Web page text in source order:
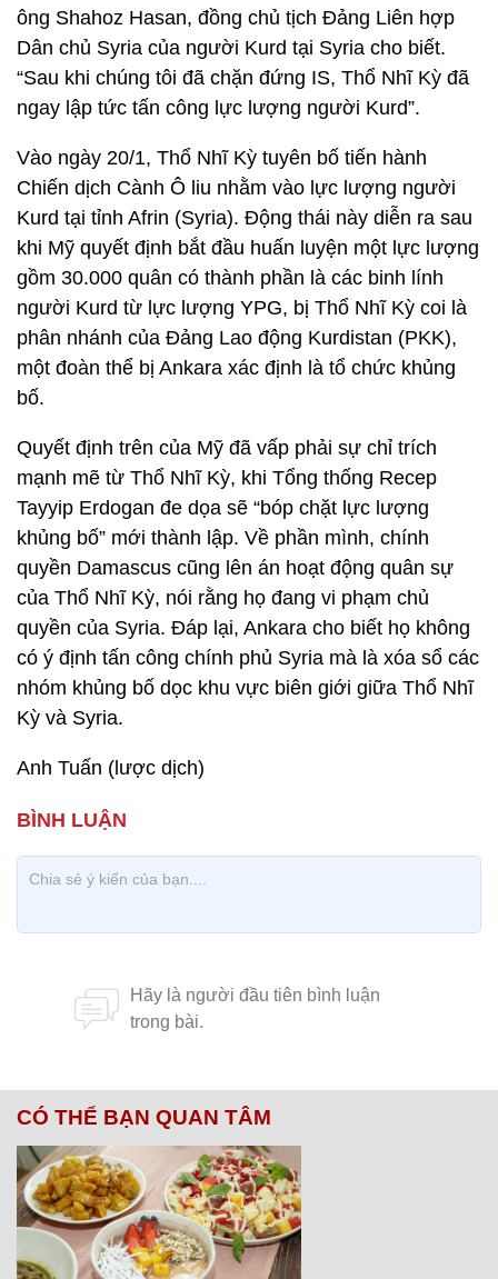
ông Shahoz Hasan, đồng chủ tịch Đảng Liên hợp
Dân chủ Syria của người Kurd tại Syria cho biết.
“Sau khi chúng tôi đã chặn đứng IS, Thổ Nhĩ Kỳ đã
ngay lập tức tấn công lực lượng người Kurd”.
Vào ngày 20/1, Thổ Nhĩ Kỳ tuyên bố tiến hành
Chiến dịch Cành Ô liu nhằm vào lực lượng người
Kurd tại tỉnh Afrin (Syria). Động thái này diễn ra sau
khi Mỹ quyết định bắt đầu huấn luyện một lực lượng
gồm 30.000 quân có thành phần là các binh lính
người Kurd từ lực lượng YPG, bị Thổ Nhĩ Kỳ coi là
phân nhánh của Đảng Lao động Kurdistan (PKK),
một đoàn thể bị Ankara xác định là tổ chức khủng
bố.
Quyết định trên của Mỹ đã vấp phải sự chỉ trích
mạnh mẽ từ Thổ Nhĩ Kỳ, khi Tổng thống Recep
Tayyip Erdogan đe dọa sẽ “bóp chặt lực lượng
khủng bố” mới thành lập. Về phần mình, chính
quyền Damascus cũng lên án hoạt động quân sự
của Thổ Nhĩ Kỳ, nói rằng họ đang vi phạm chủ
quyền của Syria. Đáp lại, Ankara cho biết họ không
có ý định tấn công chính phủ Syria mà là xóa sổ các
nhóm khủng bố dọc khu vực biên giới giữa Thổ Nhĩ
Kỳ và Syria.
Anh Tuấn (lược dịch)
CÓ THỂ BẠN QUAN TÂM